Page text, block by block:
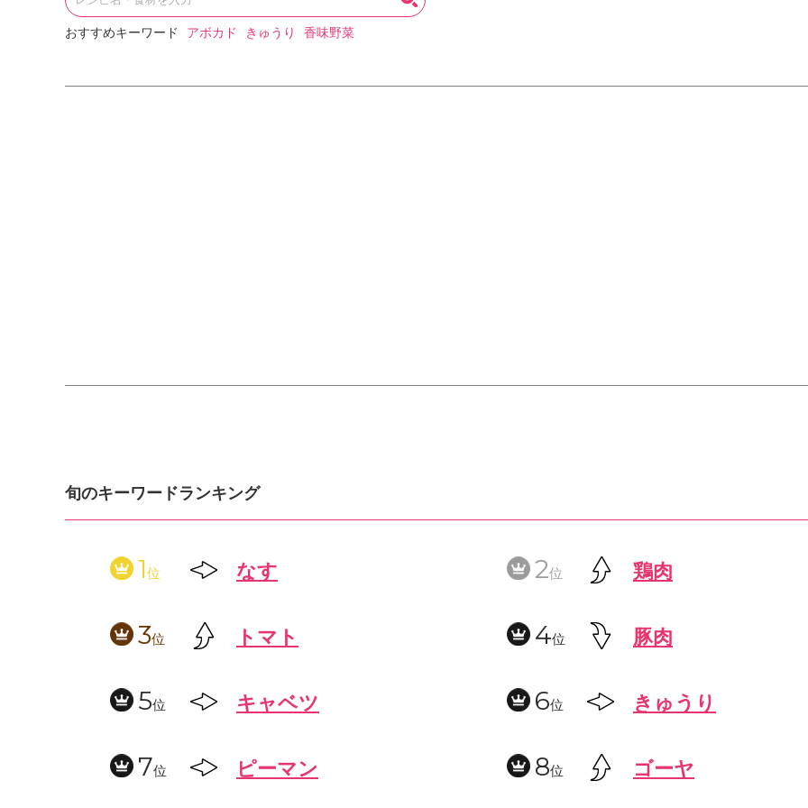
おすすめキーワード アボカド きゅうり 香味野菜
旬のキーワードランキング
1位 なす 2位 鶏肉
3位 トマト 4位 豚肉
5位 キャベツ 6位 きゅうり
7位 ピーマン 8位 ゴーヤ